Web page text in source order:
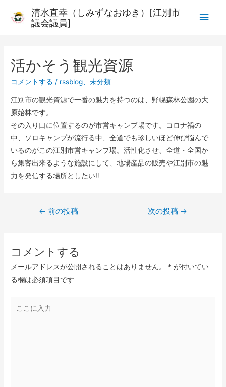
清水直幸（しみずなおゆき）[江別市
議会議員]
活かそう観光資源
コメントする / rssblog、未分類
江別市の観光資源で一番の魅力を持つのは、野幌森林公園の大
原始林です。
その入り口に位置するのが市営キャンプ場です。コロナ禍の
中、ソロキャンプが流行る中、全道でも珍しいほど伸び悩んで
いるのがこの江別市営キャンプ場。活性化させ、全道・全国か
ら集客出来るような施設にして、地場産品の販売や江別市の魅
力を発信する場所としたい‼︎
← 前の投稿 次の投稿 →
コメントする
メールアドレスが公開されることはありません。 * が付いてい
る欄は必須項目です